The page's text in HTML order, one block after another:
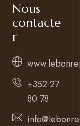
Nous
contacte
r
+352 27
80 78